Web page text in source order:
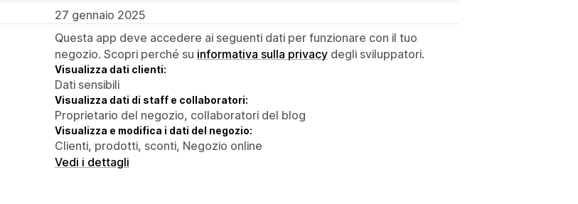
27 gennaio 2025
Questa app deve accedere ai seguenti dati per funzionare con il tuo
negozio. Scopri perché su informativa sulla privacy degli sviluppatori.
Visualizza dati clienti:
Dati sensibili
Visualizza dati di staff e collaboratori:
Proprietario del negozio, collaboratori del blog
Visualizza e modifica i dati del negozio:
Clienti, prodotti, sconti, Negozio online
Vedi i dettagli